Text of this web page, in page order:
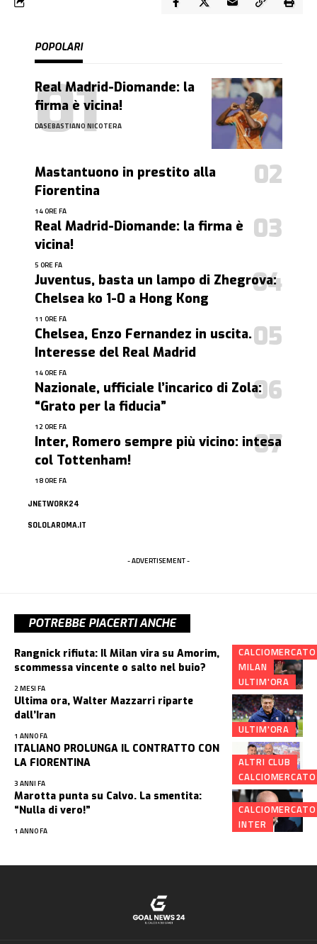
POPOLARI
Real Madrid-Diomande: la
firma è vicina!
DASEBASTIANO NICOTERA
Mastantuono in prestito alla
Fiorentina
14 ORE FA
Real Madrid-Diomande: la firma è
vicina!
5 ORE FA
Juventus, basta un lampo di Zhegrova:
Chelsea ko 1-0 a Hong Kong
11 ORE FA
Chelsea, Enzo Fernandez in uscita.
Interesse del Real Madrid
14 ORE FA
Nazionale, ufficiale l’incarico di Zola:
“Grato per la fiducia”
12 ORE FA
Inter, Romero sempre più vicino: intesa
col Tottenham!
18 ORE FA
JNETWORK24
SOLOLAROMA.IT
- ADVERTISEMENT -
POTREBBE PIACERTI ANCHE
CALCIOMERCATO
MILAN
ULTIM'ORA
Rangnick rifiuta: Il Milan vira su Amorim,
scommessa vincente o salto nel buio?
2 MESI FA
ULTIM'ORA
Ultima ora, Walter Mazzarri riparte
dall’Iran
1 ANNO FA
ALTRI CLUB
CALCIOMERCATO
ITALIANO PROLUNGA IL CONTRATTO CON
LA FIORENTINA
3 ANNI FA
CALCIOMERCATO
INTER
Marotta punta su Calvo. La smentita:
“Nulla di vero!”
1 ANNO FA